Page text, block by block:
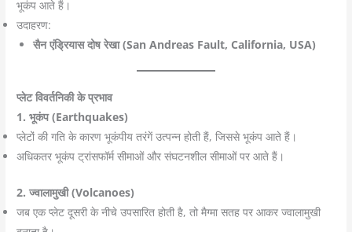
भूकंप आते हैं।
उदाहरण:
सैन एंड्रियास दोष रेखा (San Andreas Fault, California, USA)
प्लेट विवर्तनिकी के प्रभाव
1. भूकंप (Earthquakes)
प्लेटों की गति के कारण भूकंपीय तरंगें उत्पन्न होती हैं, जिससे भूकंप आते हैं।
अधिकतर भूकंप ट्रांसफॉर्म सीमाओं और संघटनशील सीमाओं पर आते हैं।
2. ज्वालामुखी (Volcanoes)
जब एक प्लेट दूसरी के नीचे उपसारित होती है, तो मैग्मा सतह पर आकर ज्वालामुखी